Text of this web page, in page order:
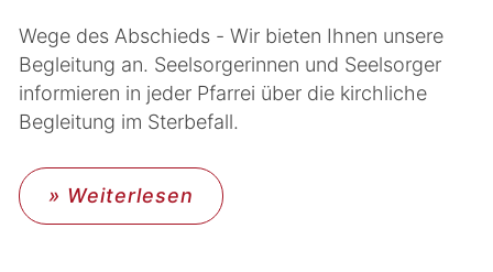
Wege des Abschieds - Wir bieten Ihnen unsere
Begleitung an. Seelsorgerinnen und Seelsorger
informieren in jeder Pfarrei über die kirchliche
Begleitung im Sterbefall.
» Weiterlesen